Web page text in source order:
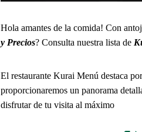
Hola amantes de la comida! Con
y Precios? Consulta nuestra lista de
El restaurante Kurai Menú destaca
proporcionaremos un panorama
disfrutar de tu visita al máximo